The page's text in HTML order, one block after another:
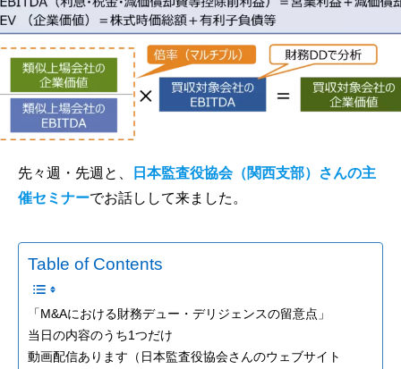
先々週・先週と、
日本監査役協会（関西支部）さんの主
催セミナーでお話しして来ました。
Table of Contents
「M&Aにおける財務デュー・デリジェンスの留意点」
当日の内容のうち1つだけ
動画配信あります（日本監査役協会さんのウェブサイト